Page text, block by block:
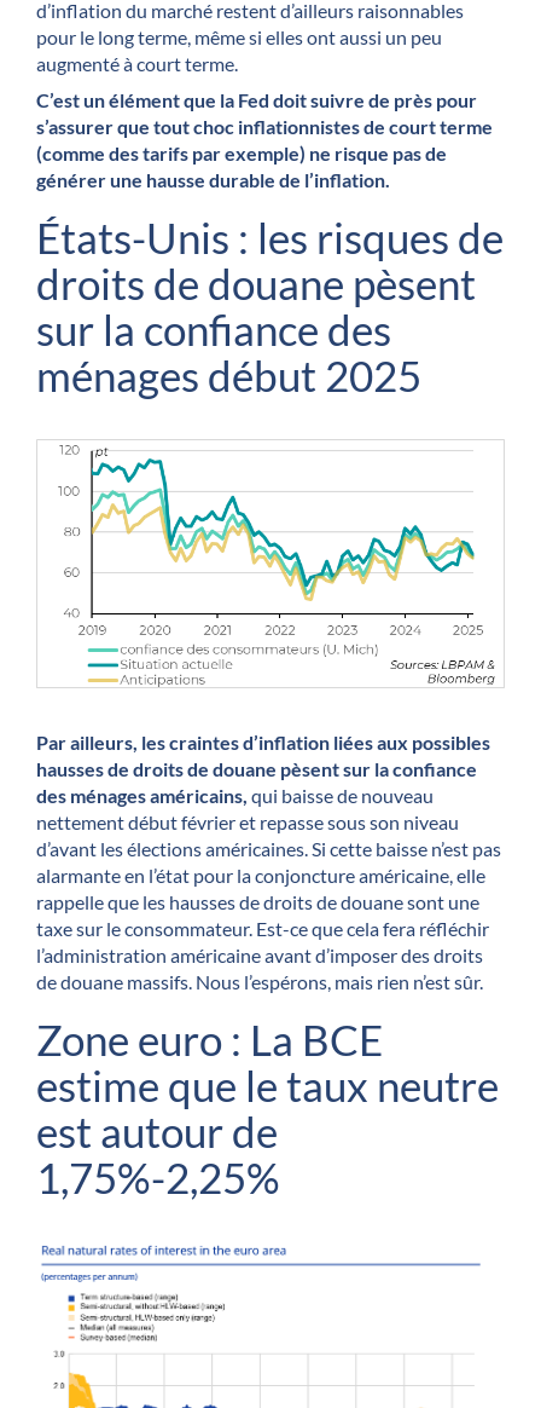
d’inflation du marché restent d’ailleurs raisonnables
pour le long terme, même si elles ont aussi un peu
augmenté à court terme.
C’est un élément que la Fed doit suivre de près pour
s’assurer que tout choc inflationnistes de court terme
(comme des tarifs par exemple) ne risque pas de
générer une hausse durable de l’inflation.
États-Unis : les risques de
droits de douane pèsent
sur la confiance des
ménages début 2025
Par ailleurs, les craintes d’inflation liées aux possibles
hausses de droits de douane pèsent sur la confiance
des ménages américains, qui baisse de nouveau
nettement début février et repasse sous son niveau
d’avant les élections américaines. Si cette baisse n’est pas
alarmante en l’état pour la conjoncture américaine, elle
rappelle que les hausses de droits de douane sont une
taxe sur le consommateur. Est-ce que cela fera réfléchir
l’administration américaine avant d’imposer des droits
de douane massifs. Nous l’espérons, mais rien n’est sûr.
Zone euro : La BCE
estime que le taux neutre
est autour de
1,75%-2,25%